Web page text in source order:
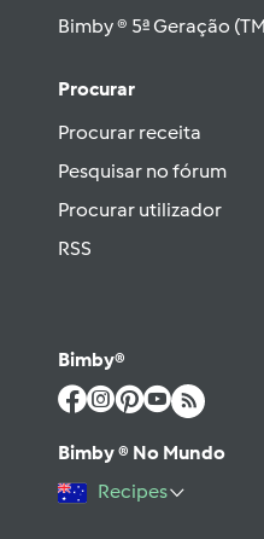
Bimby ® 5ª Geração
Procurar
Procurar receita
Pesquisar no fórum
Procurar utilizador
RSS
Bimby®
Bimby ® No Mundo
Recipes